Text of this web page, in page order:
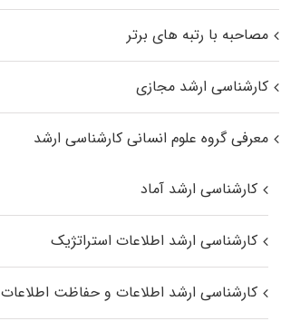
مصاحبه با رتبه های برتر
کارشناسی ارشد مجازی
معرفی گروه علوم انسانی کارشناسی ارشد
کارشناسی ارشد آماد
کارشناسی ارشد اطلاعات استراتژیک
کارشناسی ارشد اطلاعات و حفاظت اطلاعات